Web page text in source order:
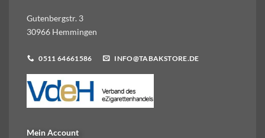
Gutenbergstr. 3
30966 Hemmingen
0511 64661586 INFO@TABAKSTORE.DE
Mein Account